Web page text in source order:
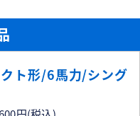
ト形/6馬力/シング